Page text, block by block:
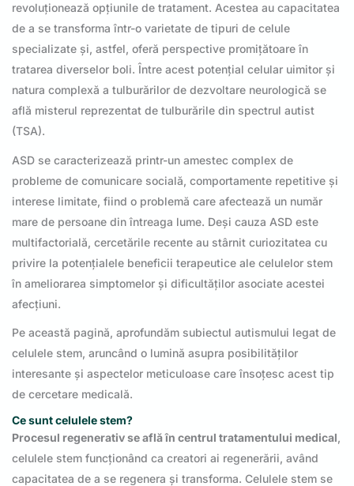
revoluționează opțiunile de tratament. Acestea au capacitatea
de a se transforma într-o varietate de tipuri de celule
specializate și, astfel, oferă perspective promițătoare în
tratarea diverselor boli. Între acest potențial celular uimitor și
natura complexă a tulburărilor de dezvoltare neurologică se
află misterul reprezentat de tulburările din spectrul autist
(TSA).
ASD se caracterizează printr-un amestec complex de
probleme de comunicare socială, comportamente repetitive și
interese limitate, fiind o problemă care afectează un număr
mare de persoane din întreaga lume. Deși cauza ASD este
multifactorială, cercetările recente au stârnit curiozitatea cu
privire la potențialele beneficii terapeutice ale celulelor stem
în ameliorarea simptomelor și dificultăților asociate acestei
afecțiuni.
Pe această pagină, aprofundăm subiectul autismului legat de
celulele stem, aruncând o lumină asupra posibilităților
interesante și aspectelor meticuloase care însoțesc acest tip
de cercetare medicală.
Ce sunt celulele stem?
Procesul regenerativ se află în centrul tratamentului medical,
celulele stem funcționând ca creatori ai regenerării, având
capacitatea de a se regenera și transforma. Celulele stem se